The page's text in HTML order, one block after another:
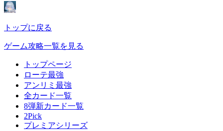
トップに戻る
ゲーム攻略一覧を見る
トップページ
ローテ最強
アンリミ最強
全カード一覧
8弾新カード一覧
2Pick
プレミアシリーズ